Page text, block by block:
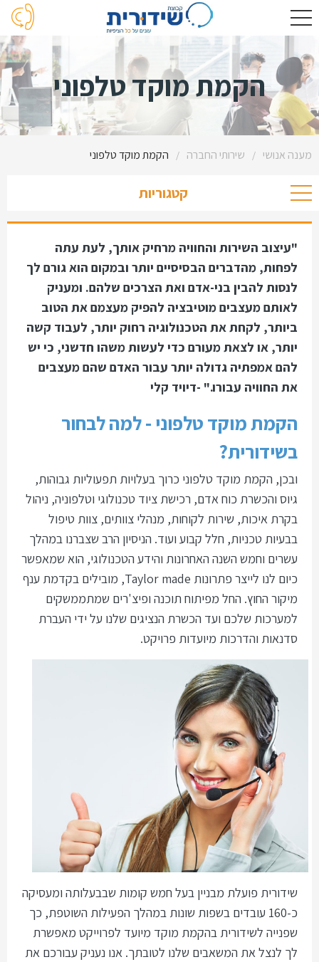
הקמת מוקד טלפוני
מענה אנושי / שירותי החברה / הקמת מוקד טלפוני
קטגוריות
"עיצוב השירות והחוויה מרחיק אותך, לעת עתה
לפחות, מהדברים הבסיסיים יותר ובמקום הוא גורם לך
לנסות להבין בני-אדם ואת הצרכים שלהם. ומעניק
לאותם מעצבים מוטיבציה להפיק מעצמם את הטוב
ביותר, לקחת את הטכנולוגיה רחוק יותר, לעבוד קשה
יותר, או לצאת מעורם כדי לעשות משהו חדשני, כי יש
להם אמפתיה גדולה יותר עבור האדם שהם מעצבים
את החוויה עבורו." -דיויד קלי
הקמת מוקד טלפוני - למה לבחור
בשידורית?
ובכן, הקמת מוקד טלפוני כרוך בעלויות תפעוליות גבוהות,
גיוס והכשרת כוח אדם, רכישת ציוד טכנולוגי וטלפוניה, ניהול
בקרת איכות, שירות לקוחות, מנהלי צוותים, צוות טיפול
בבעיות טכניות, חלל קבוע ועוד. הניסיון הרב שצברנו במהלך
עשרים וחמש השנה האחרונות והידע הטכנולוגי, הוא שמאפשר
כיום לנו לייצר פתרונות Taylor made, מובילים בקדמת ענף
מיקור החוץ. החל מפיתוח תוכנה ופיצ'רים שמתממשקים
למערכות שלכם ועד הכשרת הנציגים שלנו על ידי העברת
סדנאות והדרכות מיועדות פרויקט.
שידורית פועלת מבניין בעל חמש קומות שבבעלותה ומעסיקה
כ-160 עובדים בשפות שונות במהלך הפעילות השוטפת, כך
שפנייה לשידורית בהקמת מוקד מיועד לפרוייקט מאפשרת
לך לנצל את המשאבים שלנו לטובתך. אנו נעניק עבורכם את